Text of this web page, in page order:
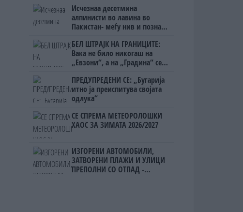
Исчезнаа десетмина
алпинисти во лавина во
Пакистан- меѓу нив и познат
БЕЛ ШТРАЈК НА ГРАНИЦИТЕ:
Вака не било никогаш на
„Евзони“, а на „Градина“ се
ПРЕДУПРЕДЕНИ СЕ: „Бугарија
итно ја преиспитува својата
одлука“
СЕ СПРЕМА МЕТЕОРОЛОШКИ
ХАОС ЗА ЗИМАТА 2026/2027
ИЗГОРЕНИ АВТОМОБИЛИ,
ЗАТВОРЕНИ ПЛАЖИ И УЛИЦИ
ПРЕПОЛНИ СО ОТПАД -